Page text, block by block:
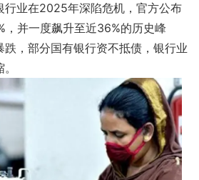
行业在2025年深陷危机，官方公布
，并一度飙升至近36%的历史峰
，部分国有银行资不抵债，银行业